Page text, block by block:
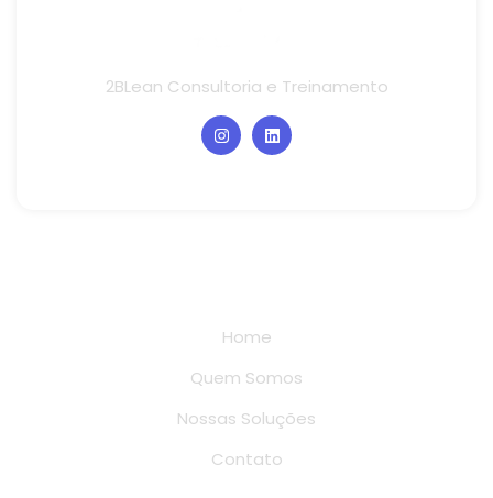
2BLean Consultoria e Treinamento
Home
Quem Somos
Nossas Soluções
Contato